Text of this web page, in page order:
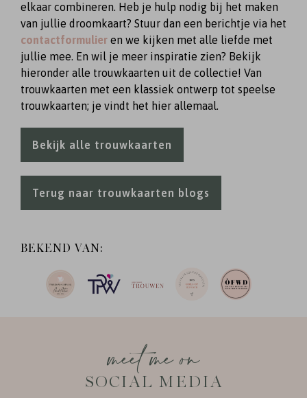
elkaar combineren. Heb je hulp nodig bij het maken
van jullie droomkaart? Stuur dan een berichtje via het
contactformulier en we kijken met alle liefde met
jullie mee. En wil je meer inspiratie zien? Bekijk
hieronder alle trouwkaarten uit de collectie! Van
trouwkaarten met een klassiek ontwerp tot speelse
trouwkaarten; je vindt het hier allemaal.
Bekijk alle trouwkaarten
Terug naar trouwkaarten blogs
BEKEND VAN:
meet me on
SOCIAL MEDIA